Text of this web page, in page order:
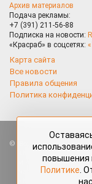
Архив материалов
Подача рекламы:
+7 (391) 211-56-88
Подписка на новости:
«Красраб» в соцсетях:
Карта сайта
Все новости
Правила общения
Политика
Все права
«Красраб.ру»
и читателями,
частичное
«Красраб.ру»,
повышения
Политике .